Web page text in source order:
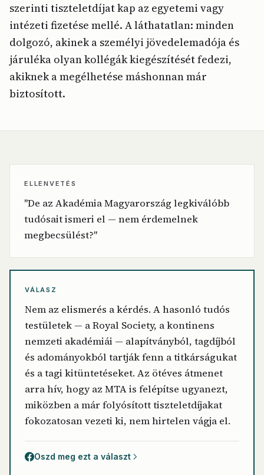
szerinti tiszteletdíjat kap az egyetemi vagy
intézeti fizetése mellé. A láthatatlan: minden
dolgozó, akinek a személyi jövedelemadója és
járuléka olyan kollégák kiegészítését fedezi,
akiknek a megélhetése máshonnan már
biztosított.
ELLENVETÉS
"De az Akadémia Magyarország legkiválóbb
tudósait ismeri el — nem érdemelnek
megbecsülést?"
VÁLASZ
Nem az elismerés a kérdés. A hasonló tudós
testületek — a Royal Society, a kontinens
nemzeti akadémiái — alapítványból, tagdíjból
és adományokból tartják fenn a titkárságukat
és a tagi kitüntetéseket. Az ötéves átmenet
arra hív, hogy az MTA is felépítse ugyanezt,
miközben a már folyósított tiszteletdíjakat
fokozatosan vezeti ki, nem hirtelen vágja el.
Oszd meg ezt a választ